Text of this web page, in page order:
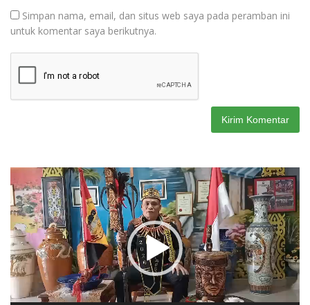
Simpan nama, email, dan situs web saya pada peramban ini
untuk komentar saya berikutnya.
Pemutar
Video